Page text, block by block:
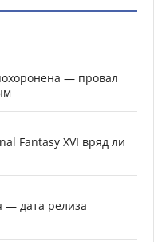
— провал
Fantasy XVI вряд ли
— дата релиза